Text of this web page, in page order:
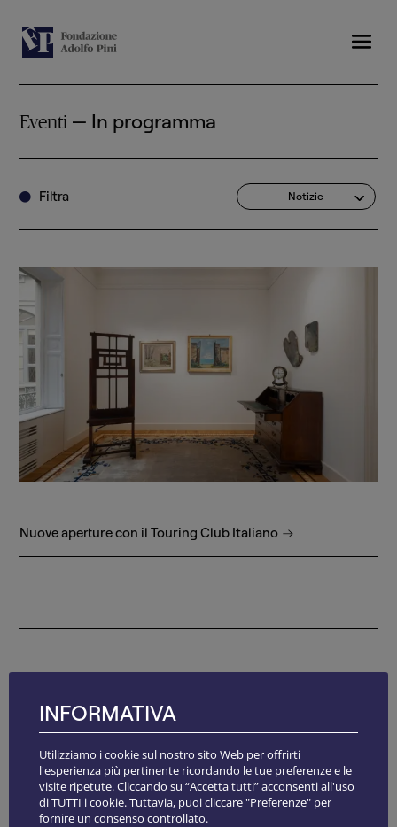
Eventi — In programma
 Filtra Notizie
Nuove aperture con il Touring Club Italiano
NEWSLETTER
INFORMATIVA
Utilizziamo i cookie sul nostro sito Web per offrirti
l'esperienza più pertinente ricordando le tue preferenze e le
visite ripetute. Cliccando su “Accetta tutti” acconsenti all'uso
di TUTTI i cookie. Tuttavia, puoi cliccare "Preferenze" per
fornire un consenso controllato.